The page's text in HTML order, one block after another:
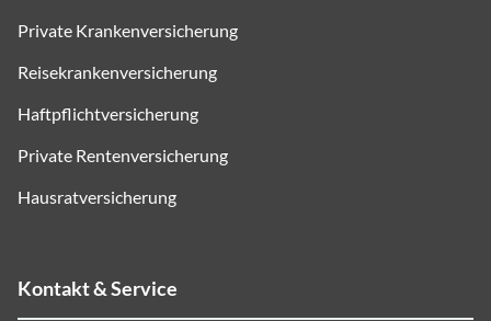
Private Krankenversicherung
Reisekrankenversicherung
Haftpflichtversicherung
Private Rentenversicherung
Hausratversicherung
Kontakt & Service